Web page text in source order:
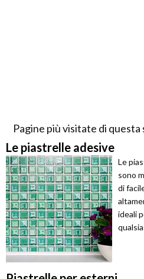
Pagine più visitate di questa
Le piastrelle adesive
Le
sono
di
ideali